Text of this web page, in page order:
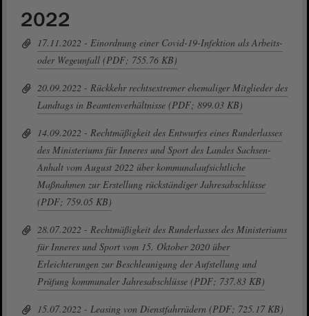
2022
17.11.2022 - Einordnung einer Covid-19-Infektion als Arbeits-
oder Wegeunfall (PDF; 755.76 KB)
20.09.2022 - Rückkehr rechtsextremer ehemaliger Mitglieder des
Landtags in Beamtenverhältnisse (PDF; 899.03 KB)
14.09.2022 - Rechtmäßigkeit des Entwurfes eines Runderlasses
des Ministeriums für Inneres und Sport des Landes Sachsen-
Anhalt vom August 2022 über kommunalaufsichtliche
Maßnahmen zur Erstellung rückständiger Jahresabschlüsse
(PDF; 759.05 KB)
28.07.2022 - Rechtmäßigkeit des Runderlasses des Ministeriums
für Inneres und Sport vom 15. Oktober 2020 über
Erleichterungen zur Beschleunigung der Aufstellung und
Prüfung kommunaler Jahresabschlüsse (PDF; 737.83 KB)
15.07.2022 - Leasing von Dienstfahrrädern (PDF; 725.17 KB)